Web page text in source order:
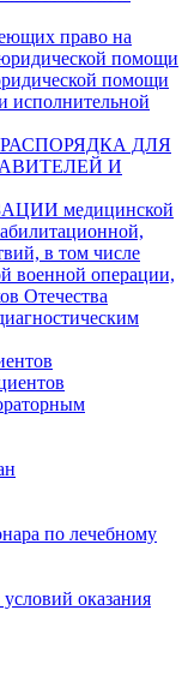
право на
помощи
помощи
исполнительной
ДЛЯ
И
медицинской
в том числе
военной операции,
Отечества
по лечебному
оказания